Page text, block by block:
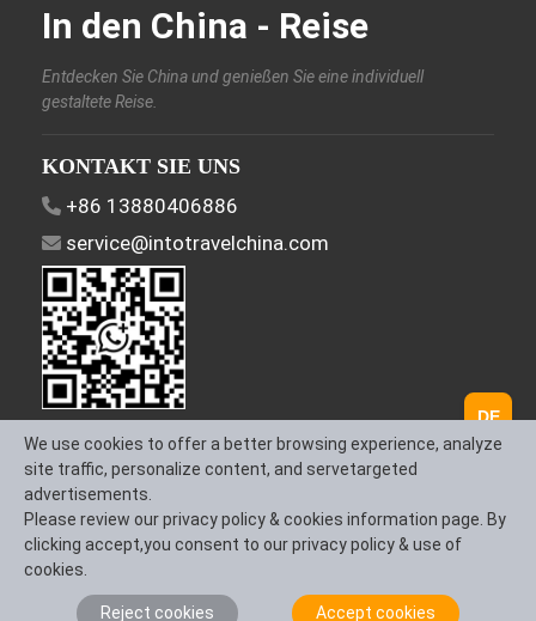
In den China - Reise
Entdecken Sie China und genießen Sie eine individuell
gestaltete Reise.
KONTAKT SIE UNS
+86 13880406886
service@intotravelchina.com
FOLGEN SIE UNS
Über uns
Geschäftsbedingungen
DE
We use cookies to offer a better browsing experience, analyze
site traffic, personalize content, and servetargeted
advertisements.
Please review our privacy policy & cookies information page. By
clicking accept,you consent to our privacy policy & use of
cookies.
Reject cookies Accept cookies